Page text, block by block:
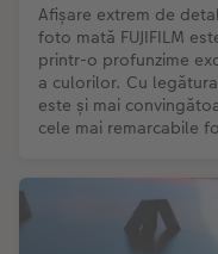
Afișare extrem de
foto mată FUJIFILM
printr-o profunzime
a culorilor. Cu
este și mai
cele mai remarcabile